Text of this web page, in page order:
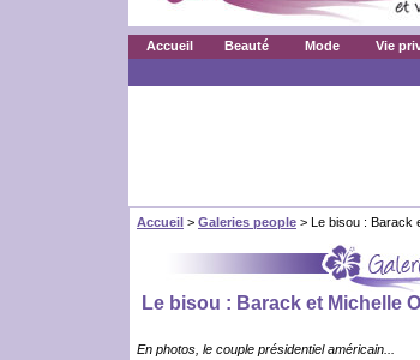
Accueil Beauté Mode Vie
Accueil > Galeries people > Le bisou : Barack
Le bisou : Barack et Michelle
En photos, le couple présidentiel américain...